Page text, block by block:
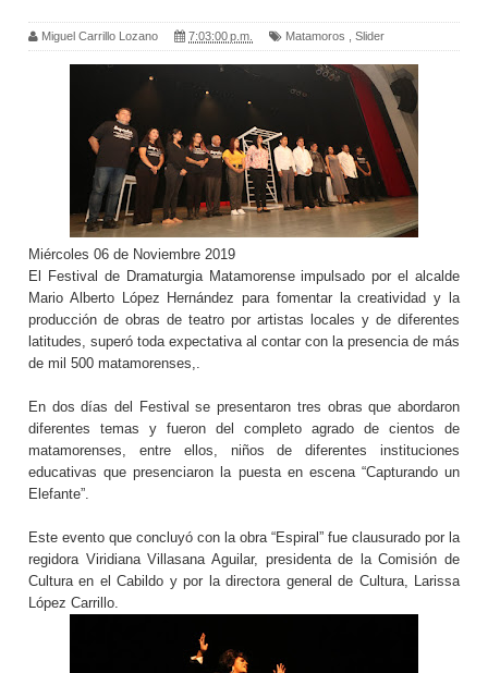
Miguel Carrillo Lozano 7:03:00 p.m. Matamoros Slider
Miércoles 06 de Noviembre 2019
El Festival de Dramaturgia Matamorense impulsado por el alcalde
Mario Alberto López Hernández para fomentar la creatividad y la
producción de obras de teatro por artistas locales y de diferentes
latitudes, superó toda expectativa al contar con la presencia de más
de mil 500 matamorenses,.
En dos días del Festival se presentaron tres obras que abordaron
diferentes temas y fueron del completo agrado de cientos de
matamorenses, entre ellos, niños de diferentes instituciones
educativas que presenciaron la puesta en escena “Capturando un
Elefante”.
Este evento que concluyó con la obra “Espiral” fue clausurado por la
regidora Viridiana Villasana Aguilar, presidenta de la Comisión de
Cultura en el Cabildo y por la directora general de Cultura, Larissa
López Carrillo.